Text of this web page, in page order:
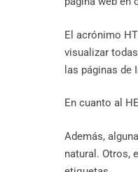
El acrónimo
visualizar
las páginas de
En cuanto al
Además,
natural. Otros,